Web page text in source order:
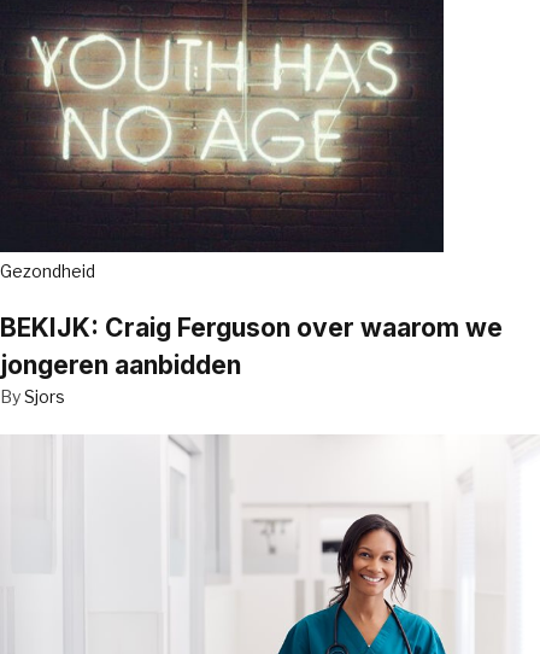
Gezondheid
BEKIJK: Craig Ferguson over waarom we
jongeren aanbidden
BySjors